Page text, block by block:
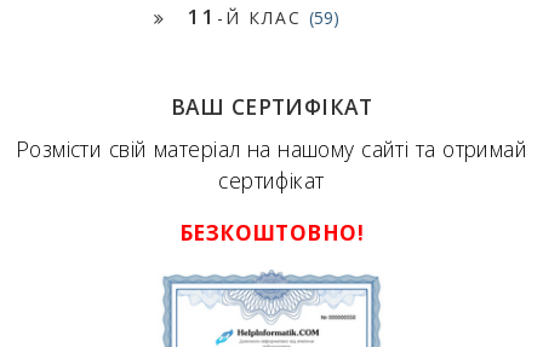
11 -Й КЛАС (59)
ВАШ СЕРТИФІКАТ
Розмісти свій матеріал на нашому сайті та отримай
сертифікат
БЕЗКОШТОВНО!